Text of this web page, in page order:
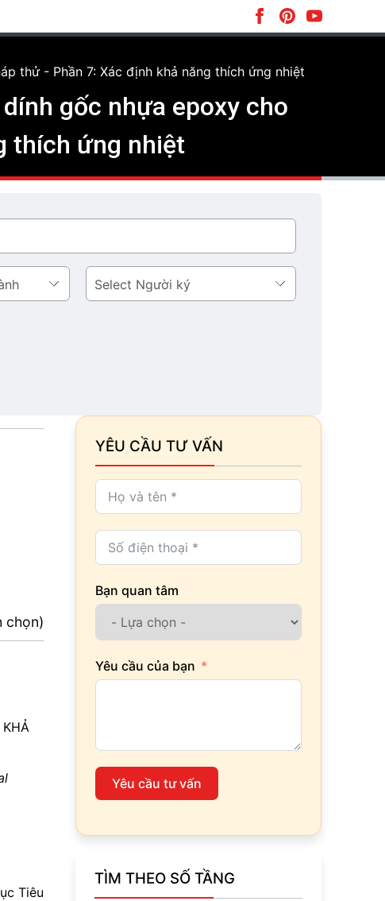
thử - Phần 7: Xác định khả năng thích ứng nhiệt
gốc nhựa epoxy cho
thích ứng nhiệt
Người
ký
chọn)
Tiêu
YÊU CẦU TƯ VẤN
Bạn quan tâm
Yêu cầu của bạn
Yêu cầu tư vấn
TÌM THEO SỐ TẦNG